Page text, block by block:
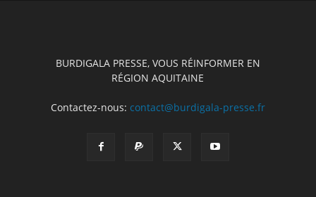
BURDIGALA PRESSE, VOUS RÉINFORMER EN
RÉGION AQUITAINE
Contactez-nous: contact@burdigala-presse.fr